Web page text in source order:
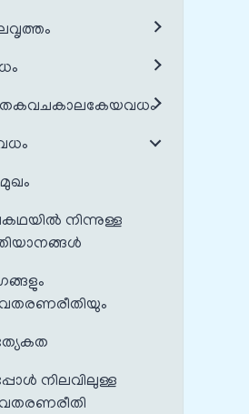
നിന്നുള്ള
നിലവിലുള്ള